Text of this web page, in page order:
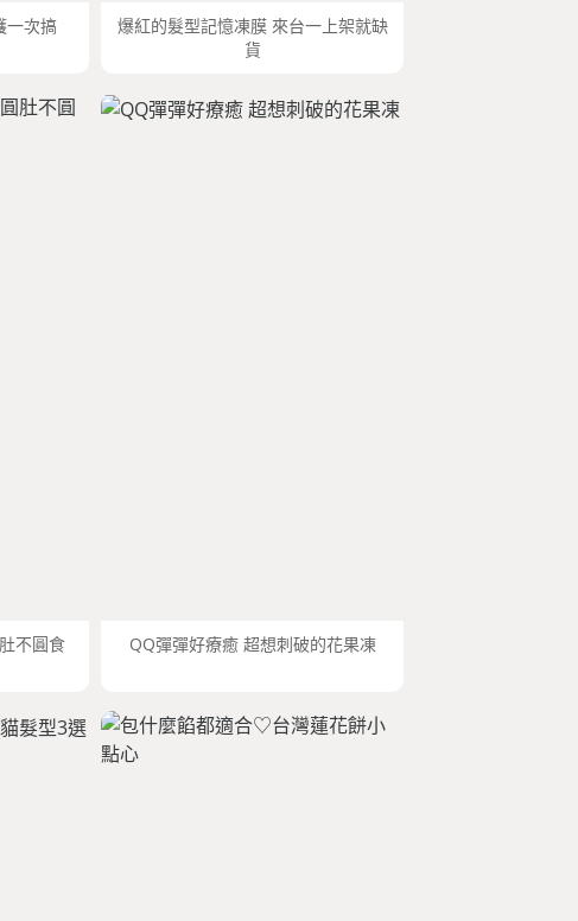
一次搞
爆紅的髮型記憶凍膜 來台一上架就缺
貨
不圓食
QQ彈彈好療癒 超想刺破的花果凍